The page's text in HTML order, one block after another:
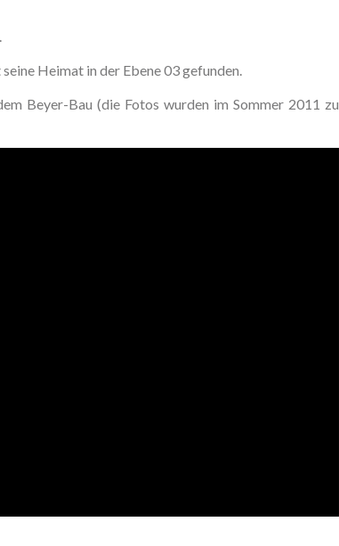
seine Heimat in der Ebene 03 gefunden.
Beyer-Bau (die Fotos wurden im Sommer 2011 zu